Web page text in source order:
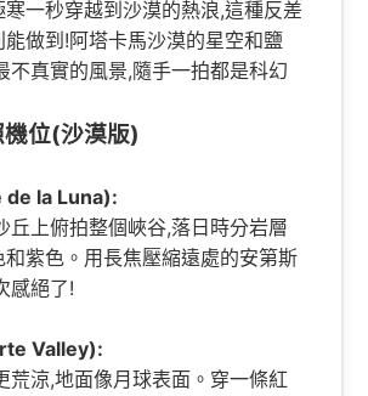
一秒穿越到沙漠的熱浪,這種反差
能做到!阿塔卡馬沙漠的星空和鹽
不真實的風景,隨手一拍都是科幻
位(沙漠版)
de la Luna):
丘上俯拍整個峽谷,落日時分岩層
紫色。用長焦壓縮遠處的安第斯
感絕了!
Valley):
荒涼,地面像月球表面。穿一條紅